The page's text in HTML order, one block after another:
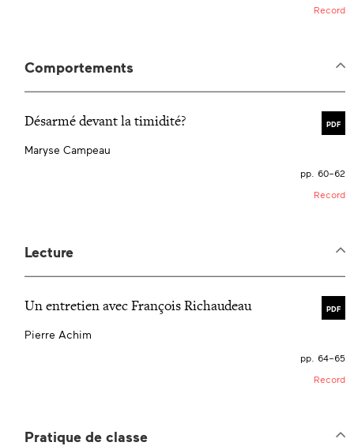
Record
Comportements
PDF
Désarmé devant la timidité?
Maryse Campeau
pp. 60–62
Record
Lecture
PDF
Un entretien avec François Richaudeau
Pierre Achim
pp. 64–65
Record
Pratique de classe